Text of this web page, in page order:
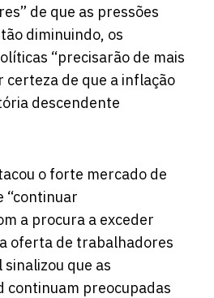
de que as pressões
diminuindo, os
“precisarão de mais
certeza de que a inflação
descendente
o forte mercado de
“continuar
a procura a exceder
oferta de trabalhadores
que as
continuam preocupadas